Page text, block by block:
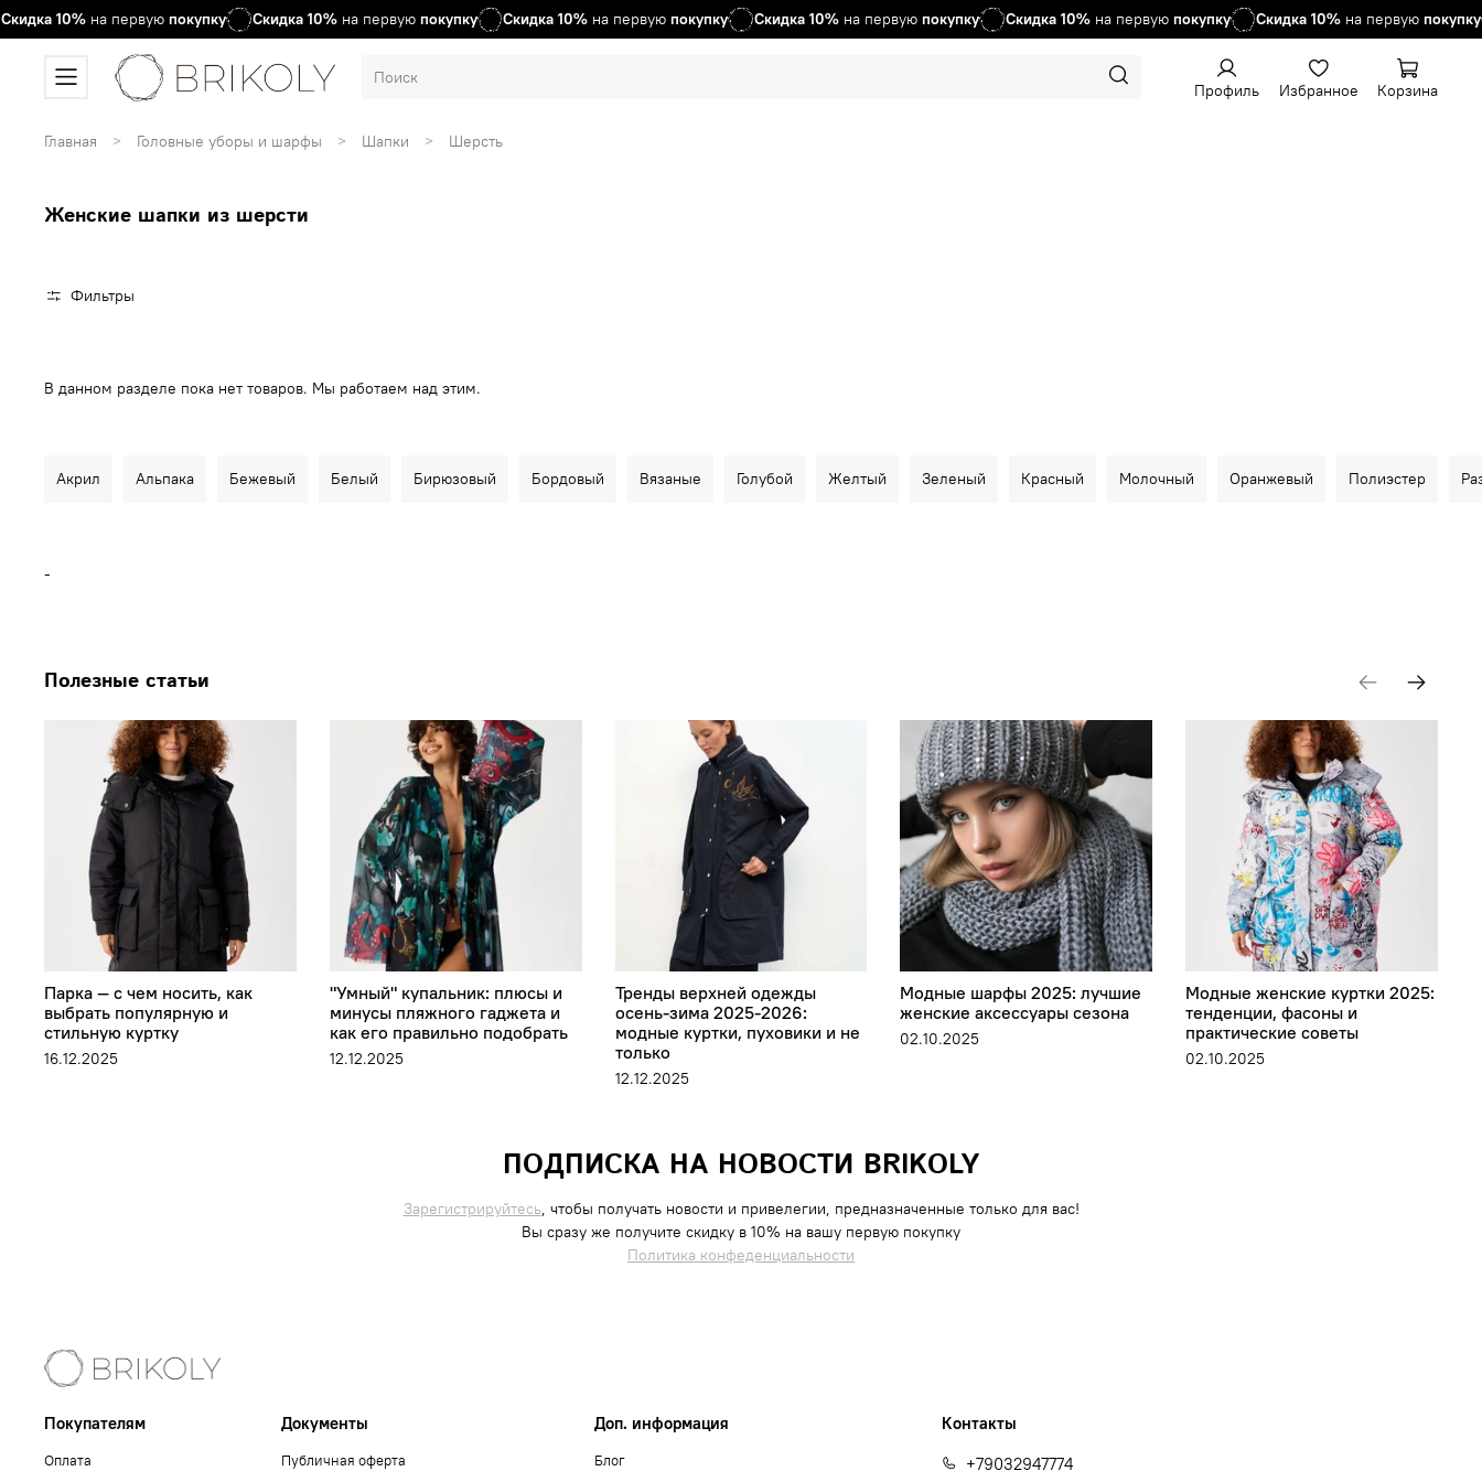
10%на первуюпокупку Скидка10%на первуюпокупку Скидка10%на первуюпокупку Скидка10%на первуюпокупку Скидка10%на первуюпокупку Скидка10%на первуюпокупку
Профиль Избранное Корзина
Главная Головные уборы и шарфы Шапки Шерсть
Женские шапки из шерсти
Фильтры
В данном разделе пока нет товаров. Мы работаем над этим.
Акрил Альпака Бежевый Белый Бирюзовый Бордовый Вязаные Голубой Желтый Зеленый Красный Молочный Оранжевый Полиэстер
-
Полезные статьи
Парка — с чем носить, как
выбрать популярную и
стильную куртку
16.12.2025
"Умный" купальник: плюсы и
минусы пляжного гаджета и
как его правильно подобрать
12.12.2025
Тренды верхней одежды
осень-зима 2025-2026:
модные куртки, пуховики и не
только
12.12.2025
Модные шарфы 2025: лучшие
женские аксессуары сезона
02.10.2025
Модные женские куртки 2025:
тенденции, фасоны и
практические советы
02.10.2025
ПОДПИСКА НА НОВОСТИ BRIKOLY
Зарегистрируйтесь, чтобы получать новости и привелегии, предназначенные только для вас!
Вы сразу же получите скидку в 10% на вашу первую покупку
Политика конфеденциальности
Покупателям
Оплата
Документы
Публичная оферта
Доп. информация
Блог
Контакты
+79032947774